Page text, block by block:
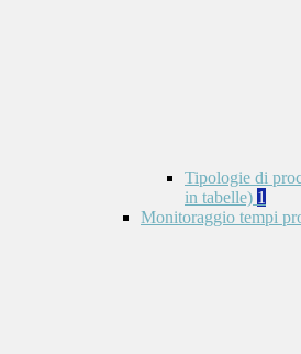
Tipologie di
in tabelle) 1
Monitoraggio tempi